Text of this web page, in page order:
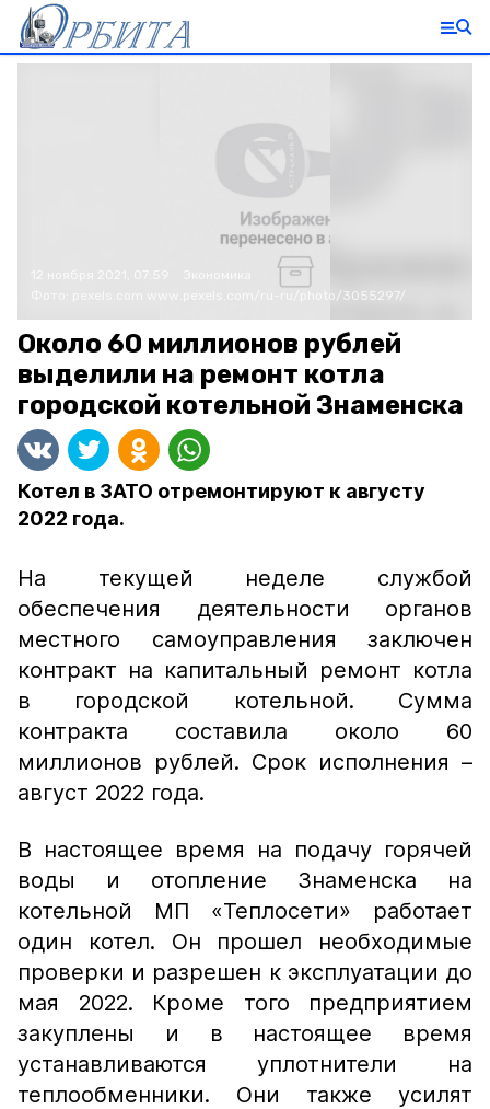
www.pexels.com/ru-ru/photo/3055297/
Около 60 миллионов рублей
выделили на ремонт котла
городской котельной Знаменска
Котел в ЗАТО отремонтируют к августу
2022 года.
На текущей неделе службой
обеспечения деятельности органов
местного самоуправления заключен
контракт на капитальный ремонт котла
в городской котельной. Сумма
контракта составила около 60
миллионов рублей. Срок исполнения –
август 2022 года.
В настоящее время на подачу горячей
воды и отопление Знаменска на
котельной МП «Теплосети» работает
один котел. Он прошел необходимые
проверки и разрешен к эксплуатации до
мая 2022. Кроме того предприятием
закуплены и в настоящее время
устанавливаются уплотнители на
теплообменники. Они также усилят